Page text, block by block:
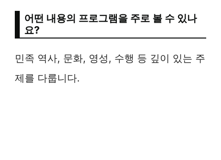
어떤 내용의 프로그램을 주로 볼 수 있나
요?
민족 역사, 문화, 영성, 수행 등 깊이 있는 주
제를 다룹니다.